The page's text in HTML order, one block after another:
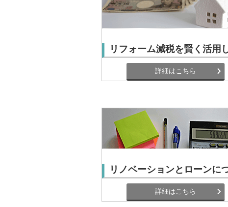
リフォーム減税を賢く活用
詳細はこちら
リノベーションとローンに
詳細はこちら